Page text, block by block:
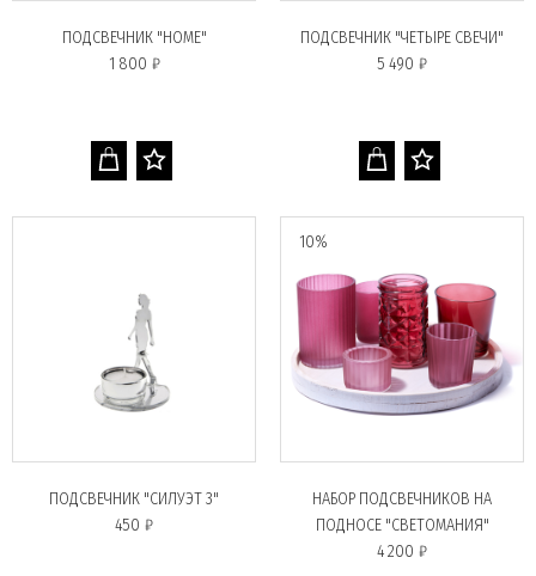
ПОДСВЕЧНИК "HOME"
1 800 ₽
ПОДСВЕЧНИК "ЧЕТЫРЕ СВЕЧИ"
5 490 ₽
ПОДСВЕЧНИК "СИЛУЭТ 3"
450 ₽
10%
НАБОР ПОДСВЕЧНИКОВ НА
ПОДНОСЕ "СВЕТОМАНИЯ"
4 200 ₽